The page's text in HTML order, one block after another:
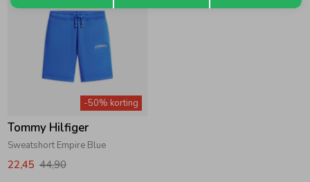
-50% korting
Tommy Hilfiger
Sweatshort Empire Blue
22,45 44,90